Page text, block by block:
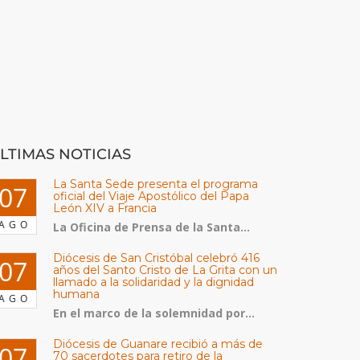
NOTICIAS
La Santa Sede presenta el programa
oficial del Viaje Apostólico del Papa
León XIV a Francia
La Oficina de Prensa de la Santa...
Diócesis de San Cristóbal celebró 416
años del Santo Cristo de La Grita con un
llamado a la solidaridad y la dignidad
humana
En el marco de la solemnidad por...
Diócesis de Guanare recibió a más de
70 sacerdotes para retiro de la